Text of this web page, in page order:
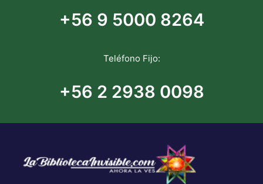
+56 9 5000 8264
Teléfono Fijo:
+56 2 2938 0098